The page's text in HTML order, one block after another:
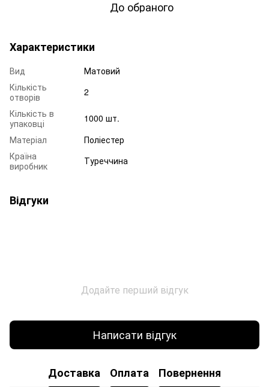
До обраного
Характеристики
Вид
Матовий
Кількість
отворів
2
Кількість в
упаковці
1000 шт.
Матеріал
Поліестер
Країна
виробник
Туреччина
Відгуки
Додайте перший відгук
Написати відгук
Доставка Оплата Повернення